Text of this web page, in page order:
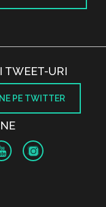
TWEET-URI
PE TWITTER